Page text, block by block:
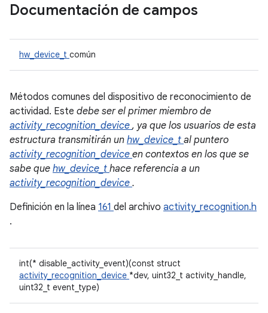
Documentación de campos
hw_device_t común
Métodos comunes del dispositivo de reconocimiento de
actividad. Este debe ser el primer miembro de
activity_recognition_device, ya que los usuarios de esta
estructura transmitirán un hw_device_t al puntero
activity_recognition_device en contextos en los que se
sabe que hw_device_t hace referencia a un
activity_recognition_device .
Definición en la línea 161 del archivo activity_recognition.h
.
int(* disable_activity_event)(const struct
activity_recognition_device *dev, uint32_t activity_handle,
uint32_t event_type)